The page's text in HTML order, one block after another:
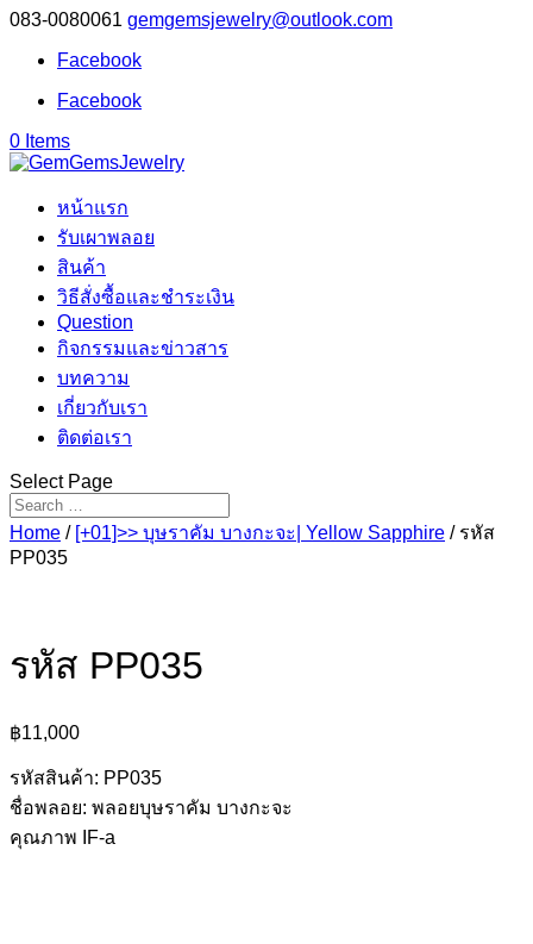
083-0080061 gemgemsjewelry@outlook.com
Facebook
Facebook
0 Items
หน้าแรก
รับเผาพลอย
สินค้า
วิธีสั่งซื้อและชำระเงิน
Question
กิจกรรมและข่าวสาร
บทความ
เกี่ยวกับเรา
ติดต่อเรา
Select Page
Home / [+01]>> บุษราคัม บางกะจะ| Yellow Sapphire / รหัส
PP035
รหัส PP035
฿11,000
รหัสสินค้า: PP035
ชื่อพลอย: พลอยบุษราคัม บางกะจะ
คุณภาพ IF-a